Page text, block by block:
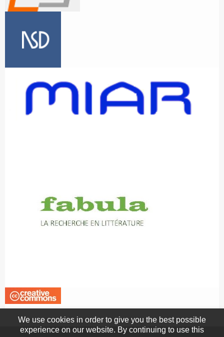
We use cookies in order to give you the best possible
experience on our website. By continuing to use this